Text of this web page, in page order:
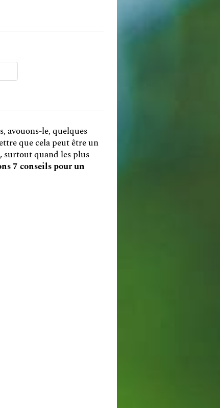
avouons-le, quelques
que cela peut être un
surtout quand les plus
7 conseils pour un